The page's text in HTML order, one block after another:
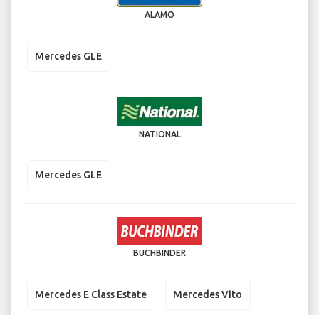
ALAMO
Mercedes GLE
NATIONAL
Mercedes GLE
BUCHBINDER
Mercedes E Class Estate Mercedes Vito